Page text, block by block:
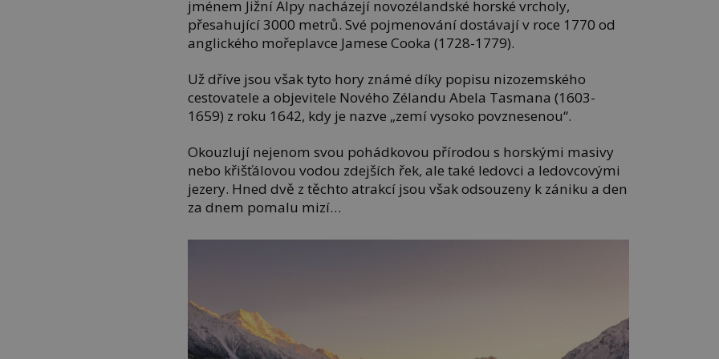
jménem Jižní Alpy nacházejí novozélandské horské vrcholy,
přesahující 3000 metrů. Své pojmenování dostávají v roce 1770 od
anglického mořeplavce Jamese Cooka (1728-1779).
Už dříve jsou však tyto hory známé díky popisu nizozemského
cestovatele a objevitele Nového Zélandu Abela Tasmana (1603-
1659) z roku 1642, kdy je nazve „zemí vysoko povznesenou“.
Okouzlují nejenom svou pohádkovou přírodou s horskými masivy
nebo křišťálovou vodou zdejších řek, ale také ledovci a ledovcovými
jezery. Hned dvě z těchto atrakcí jsou však odsouzeny k zániku a den
za dnem pomalu mizí…